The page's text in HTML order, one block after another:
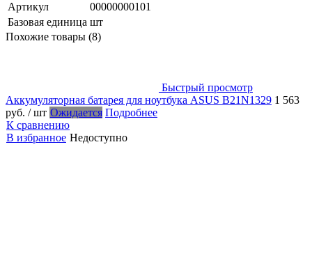
Артикул
00000000101
Базовая единица шт
Похожие товары (8)
Быстрый просмотр
Аккумуляторная батарея для ноутбука ASUS B21N1329 1 563
руб. / шт Ожидается Подробнее
К сравнению
В избранное Недоступно